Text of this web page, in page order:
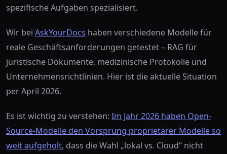
spezifische Aufgaben spezialisiert.
Wir bei AskYourDocs haben verschiedene Modelle für
reale Geschäftsanforderungen getestet – RAG für
juristische Dokumente, medizinische Protokolle und
Unternehmensrichtlinien. Hier ist die aktuelle Situation
per April 2026.
Es ist wichtig zu verstehen: Im Jahr 2026 haben Open-
Source-Modelle den Vorsprung proprietärer Modelle so
weit aufgeholt, dass die Wahl „lokal vs. Cloud“ nicht